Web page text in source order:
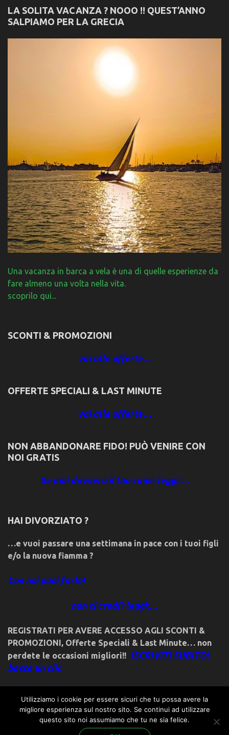
LA SOLITA VACANZA ? NOOO !! QUEST’ANNO
SALPIAMO PER LA GRECIA
Una vacanza in barca a vela è una di quelle esperienze da
fare almeno una volta nella vita.
scoprilo qui...
SCONTI & PROMOZIONI
vai alle offerte…
OFFERTE SPECIALI & LAST MINUTE
vai alle offerte…
NON ABBANDONARE FIDO! PUÒ VENIRE CON
NOI GRATIS
Se ami davvero il tuo cane: leggi:…
HAI DIVORZIATO ?
…e vuoi passare una settimana in pace con i tuoi figli
e/o la nuova fiamma ?
Con noi puoi farlo!
non ci credi? leggi:…
REGISTRATI PER AVERE ACCESSO AGLI SCONTI &
PROMOZIONI, Offerte Speciali & Last Minute… non
perdete le occasioni migliori!! ISCRIVITI SUBITO!
basta un clic
© 2018friulivg.it. -*- By ST.GEORGE.DRAGONSLAYER LLC -*-
admin@st-george-dragonslayer.com
Utilizziamo i cookie per essere sicuri che tu possa avere la
migliore esperienza sul nostro sito. Se continui ad utilizzare
questo sito noi assumiamo che tu ne sia felice.